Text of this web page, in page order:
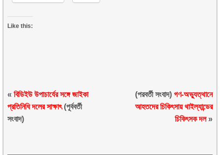
Like this:
«বিডিইউ উপাচার্যের সঙ্গে জাইকা
প্রতিনিধি দলের সাক্ষাৎ(পূর্ববর্তী
সংবাদ)
(পরবর্তী সংবাদ) গণ-অভ্যুত্থানে
আহতদের চিকিৎসায় থাইল্যান্ডের
চিকিৎসক দল»